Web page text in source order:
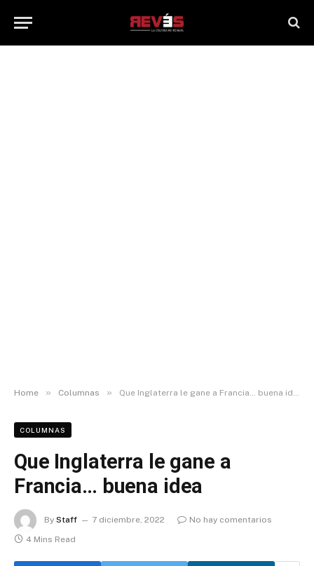
Home » Columnas » Que Inglaterra le gane a Francia… buena idea
COLUMNAS
Que Inglaterra le gane a
Francia… buena idea
By Staff 7 diciembre, 2022
No hay comentarios
4 Mins Read